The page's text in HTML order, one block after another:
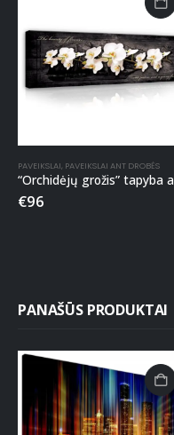
PAVEIKSLAI, PAVEIKSLAI ANT DROBĖS
€96
PANAŠŪS PRODUKTAI